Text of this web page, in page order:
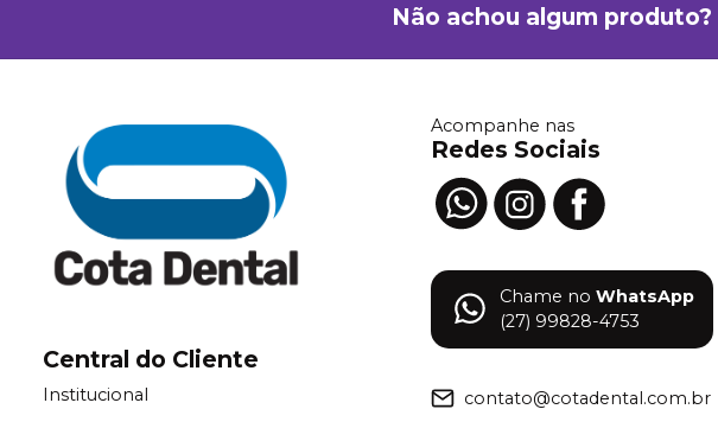
Não achou algum produto?
Central do Cliente
Institucional
Acompanhe nas
Redes Sociais
Chame no WhatsApp
(27) 99828-4753
contato@cotadental.com.br